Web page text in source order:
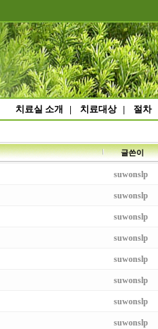
치료실 소개 | 치료대상| 절차
글쓴이
suwonslp
suwonslp
suwonslp
suwonslp
suwonslp
suwonslp
suwonslp
suwonslp